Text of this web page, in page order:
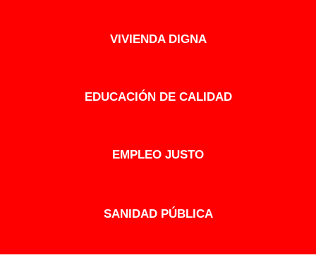
VIVIENDA DIGNA
EDUCACIÓN DE CALIDAD
EMPLEO JUSTO
SANIDAD PÚBLICA